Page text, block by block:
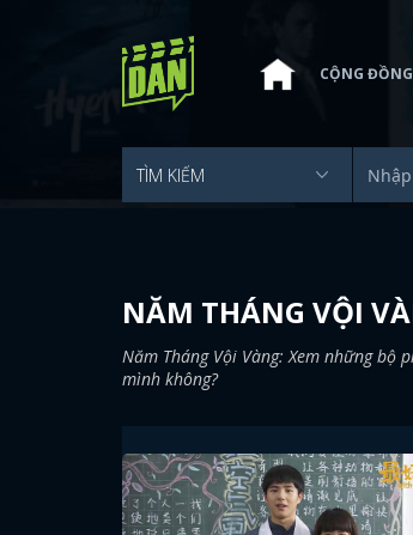
CỘNG ĐỒNG
NĂM THÁNG VỘI
Năm Tháng Vội Vàng: Xem những
mình không?